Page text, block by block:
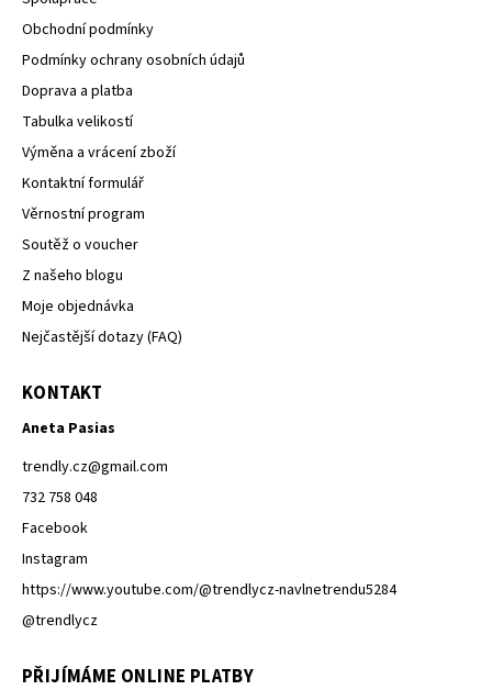
Obchodní podmínky
Podmínky ochrany osobních údajů
Doprava a platba
Tabulka velikostí
Výměna a vrácení zboží
Kontaktní formulář
Věrnostní program
Soutěž o voucher
Z našeho blogu
Moje objednávka
Nejčastější dotazy (FAQ)
KONTAKT
Aneta Pasias
trendly.cz@gmail.com
732 758 048
Facebook
Instagram
https://www.youtube.com/@trendlycz-navlnetrendu5284
@trendlycz
PŘIJÍMÁME ONLINE PLATBY